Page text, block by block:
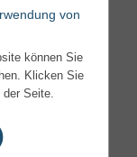
von
können Sie
Klicken Sie
Seite.